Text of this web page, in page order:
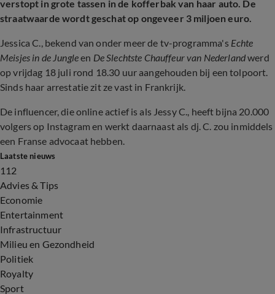
verstopt in grote tassen in de kofferbak van haar auto. De
straatwaarde wordt geschat op ongeveer 3 miljoen euro.
Jessica C., bekend van onder meer de tv-programma's Echte
Meisjes in de Jungleen De Slechtste Chauffeur van Nederlandwerd
op vrijdag 18 juli rond 18.30 uur aangehouden bij een tolpoort.
Sinds haar arrestatie zit ze vast in Frankrijk.
De influencer, die online actief is als Jessy C., heeft bijna 20.000
volgers op Instagram en werkt daarnaast als dj. C. zou inmiddels
een Franse advocaat hebben.
Laatste nieuws
112
Advies & Tips
Economie
Entertainment
Infrastructuur
Milieu en Gezondheid
Politiek
Royalty
Sport